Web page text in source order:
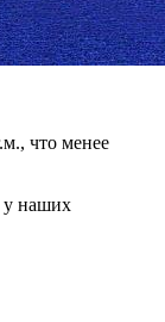
что менее
у наших